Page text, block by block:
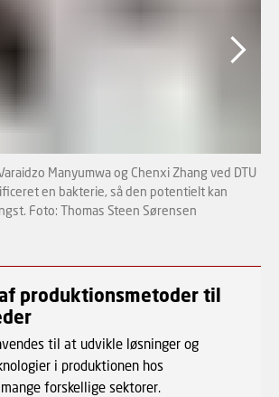
Manyumwa og Chenxi Zhang ved DTU
en bakterie, så den potentielt kan
Foto: Thomas Steen Sørensen
produktionsmetoder til
til at udvikle løsninger og
i produktionen hos
forskellige sektorer.